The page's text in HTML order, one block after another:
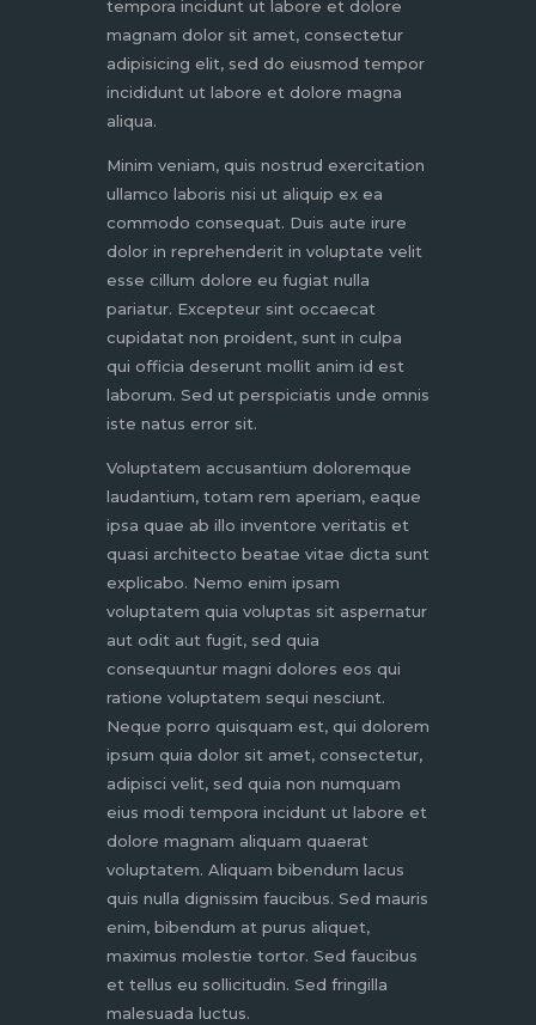
tempora incidunt ut labore et dolore
magnam dolor sit amet, consectetur
adipisicing elit, sed do eiusmod tempor
incididunt ut labore et dolore magna
aliqua.
Minim veniam, quis nostrud exercitation
ullamco laboris nisi ut aliquip ex ea
commodo consequat. Duis aute irure
dolor in reprehenderit in voluptate velit
esse cillum dolore eu fugiat nulla
pariatur. Excepteur sint occaecat
cupidatat non proident, sunt in culpa
qui officia deserunt mollit anim id est
laborum. Sed ut perspiciatis unde omnis
iste natus error sit.
Voluptatem accusantium doloremque
laudantium, totam rem aperiam, eaque
ipsa quae ab illo inventore veritatis et
quasi architecto beatae vitae dicta sunt
explicabo. Nemo enim ipsam
voluptatem quia voluptas sit aspernatur
aut odit aut fugit, sed quia
consequuntur magni dolores eos qui
ratione voluptatem sequi nesciunt.
Neque porro quisquam est, qui dolorem
ipsum quia dolor sit amet, consectetur,
adipisci velit, sed quia non numquam
eius modi tempora incidunt ut labore et
dolore magnam aliquam quaerat
voluptatem. Aliquam bibendum lacus
quis nulla dignissim faucibus. Sed mauris
enim, bibendum at purus aliquet,
maximus molestie tortor. Sed faucibus
et tellus eu sollicitudin. Sed fringilla
malesuada luctus.